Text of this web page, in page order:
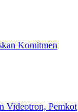
Komitmen
Videotron, Pemkot